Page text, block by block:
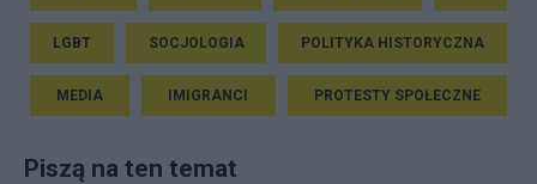
LGBT SOCJOLOGIA POLITYKA HISTORYCZNA
MEDIA IMIGRANCI PROTESTY SPOŁECZNE
Piszą na ten temat